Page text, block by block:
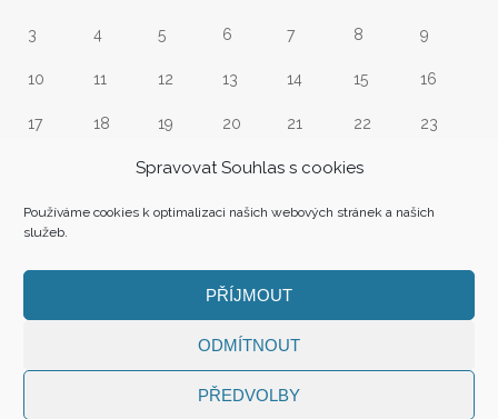
Spravovat Souhlas s cookies
Používáme cookies k optimalizaci našich webových stránek a našich
služeb.
PŘÍJMOUT
ODMÍTNOUT
PŘEDVOLBY
3 4 5 6 7 8 9
10 11 12 13 14 15 16
17 18 19 20 21 22 23
26 27 28 29
31
« Srp